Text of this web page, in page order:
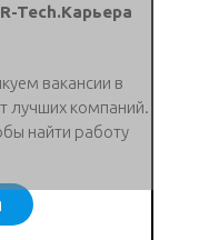
Tech.Карьера
вакансии в
лучших компаний.
найти работу